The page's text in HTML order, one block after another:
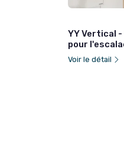
YY Vertical
pour
Voir le détail